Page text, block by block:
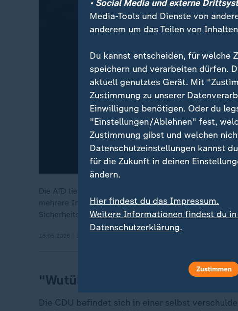
Die AfD liegt vor der Wahl in Sachsen-Anhalt in den
mehrere Innenminister nun Vorkehrungen für den Fall
Sicherheitsrisiko.
"Wutüberbietungswettbewerb"
Die CDU befindet sich in einer selbst
• Social Media und externe
Media-Tools und Dienste von
anderem um das Teilen von
Du kannst entscheiden, für welche
speichern und verarbeiten dürfen.
aktuell genutztes Gerät. Mit
Zustimmung zu unserer
Einwilligung benötigen. Oder du
"Einstellungen/Ablehnen" fest,
Zustimmung gibst und welchen
Datenschutzeinstellungen kannst
für die Zukunft in deinen
ändern.
Hier findest du das Impressum.
Weitere Informationen findest du in
Datenschutzerklärung.
Zustimmen